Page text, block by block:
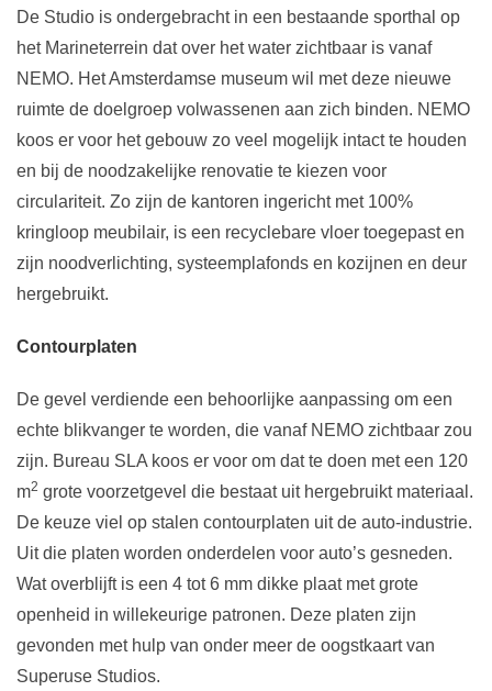
De Studio is ondergebracht in een bestaande sporthal op
het Marineterrein dat over het water zichtbaar is vanaf
NEMO. Het Amsterdamse museum wil met deze nieuwe
ruimte de doelgroep volwassenen aan zich binden. NEMO
koos er voor het gebouw zo veel mogelijk intact te houden
en bij de noodzakelijke renovatie te kiezen voor
circulariteit. Zo zijn de kantoren ingericht met 100%
kringloop meubilair, is een recyclebare vloer toegepast en
zijn noodverlichting, systeemplafonds en kozijnen en deur
hergebruikt.
Contourplaten
De gevel verdiende een behoorlijke aanpassing om een
echte blikvanger te worden, die vanaf NEMO zichtbaar zou
zijn. Bureau SLA koos er voor om dat te doen met een 120
m2 grote voorzetgevel die bestaat uit hergebruikt materiaal.
De keuze viel op stalen contourplaten uit de auto-industrie.
Uit die platen worden onderdelen voor auto’s gesneden.
Wat overblijft is een 4 tot 6 mm dikke plaat met grote
openheid in willekeurige patronen. Deze platen zijn
gevonden met hulp van onder meer de oogstkaart van
Superuse Studios.